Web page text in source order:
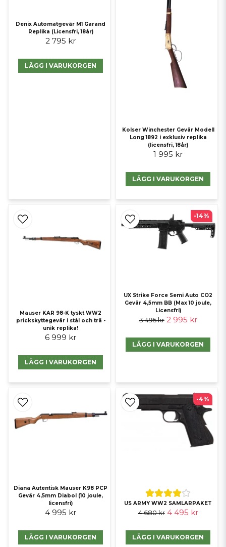
Denix Automatgevär M1 Garand
Replika (Licensfri, 18år)
2 795 kr
LÄGG I VARUKORGEN
Kolser Winchester Gevär Modell
Long 1892 i exklusiv replika
(licensfri, 18år)
1 995 kr
LÄGG I VARUKORGEN
Mauser KAR 98-K tyskt WW2
prickskyttegevär i stål och trä -
unik replika!
6 999 kr
LÄGG I VARUKORGEN
UX Strike Force Semi Auto CO2
Gevär 4,5mm BB (Max 10 joule,
Licensfri)
3 495 kr 2 995 kr
LÄGG I VARUKORGEN
-14%
Diana Autentisk Mauser K98 PCP
Gevär 4,5mm Diabol (10 joule,
licensfri)
4 995 kr
LÄGG I VARUKORGEN
US ARMY WW2 SAMLARPAKET
4 680 kr 4 495 kr
LÄGG I VARUKORGEN
-4%